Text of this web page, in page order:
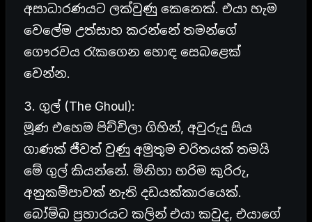
අසාධාරණයට ලක්වුණු කෙනෙක්. එයා හැම
වෙලේම උත්සාහ කරන්නේ තමන්ගේ
ගෞරවය රැකගෙන හොඳ සෙබළෙක්
වෙන්න.
3. ගුල් (The Ghoul):
මූණ එහෙම පිච්චිලා ගිහින්, අවුරුදු සිය
ගාණක් ජීවත් වුණු අමුතුම චරිතයක් තමයි
මේ ගුල් කියන්නේ. මිනිහා හරිම කුරිරු,
අනුකම්පාවක් නැති දඩයක්කාරයෙක්.
බෝම්බ ප්‍රහාරයට කලින් එයා කවුද, එයාගේ